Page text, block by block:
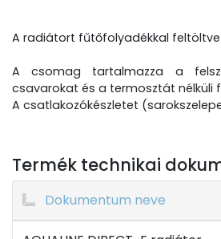
A radiátort fűtőfolyadékkal feltöltve
A csomag tartalmazza a
csavarokat és a termosztát nélküli
A csatlakozókészletet
Termék technikai
Dokumentum neve